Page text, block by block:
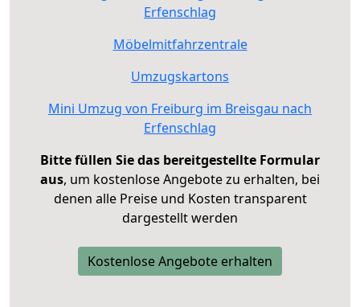
Erfenschlag
Möbelmitfahrzentrale
Umzugskartons
Mini Umzug von Freiburg im Breisgau nach
Erfenschlag
Bitte füllen Sie das bereitgestellte Formular
aus, um kostenlose Angebote zu erhalten, bei
denen alle Preise und Kosten transparent
dargestellt werden
Kostenlose Angebote erhalten